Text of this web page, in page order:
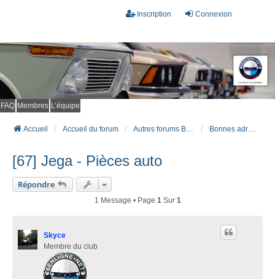
Connexion
Inscription
FAQ Membres L’équipe
Accueil Accueil du forum Autres forums BMW (Autour des BM) Bonnes adresses de clients satisfaits
[67] Jega - Pièces auto
Répondre
1 Message • Page 1Sur 1
Skyce
Membre du club